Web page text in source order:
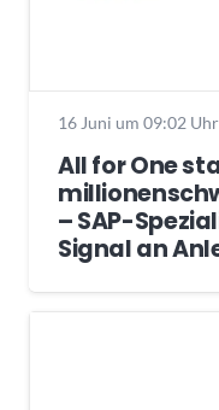
16 Juni um 09:02 Uhr
All for One
– SAP-
Signal an